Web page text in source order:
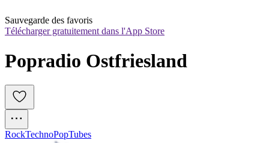
Sauvegarde des favoris
Télécharger gratuitement dans l'App Store
Popradio Ostfriesland
RockTechnoPopTubes